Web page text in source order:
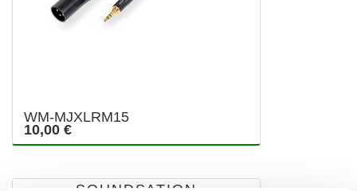
WM-MJXLRM15
10,00 €